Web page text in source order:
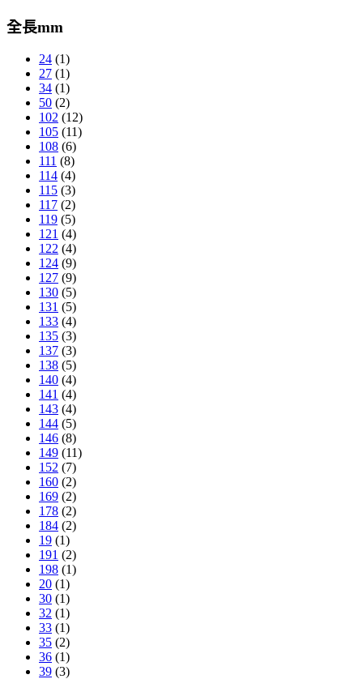
全長mm
24 (1)
27 (1)
34 (1)
50 (2)
102 (12)
105 (11)
108 (6)
111 (8)
114 (4)
115 (3)
117 (2)
119 (5)
121 (4)
122 (4)
124 (9)
127 (9)
130 (5)
131 (5)
133 (4)
135 (3)
137 (3)
138 (5)
140 (4)
141 (4)
143 (4)
144 (5)
146 (8)
149 (11)
152 (7)
160 (2)
169 (2)
178 (2)
184 (2)
19 (1)
191 (2)
198 (1)
20 (1)
30 (1)
32 (1)
33 (1)
35 (2)
36 (1)
39 (3)